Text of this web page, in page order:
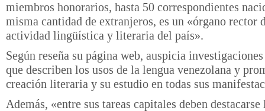
miembros honorarios, hasta 50 correspondientes
misma cantidad de extranjeros, es un «órgano rector
actividad lingüística y literaria del país».
Según reseña su página web, auspicia
que describen los usos de la lengua venezolana y
creación literaria y su estudio en todas sus
Además, «entre sus tareas capitales deben